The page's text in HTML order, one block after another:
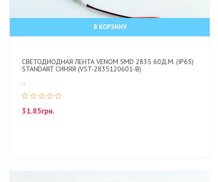
В КОРЗИНУ
СВЕТОДИОДНАЯ ЛЕНТА VENOM SMD 2835 60Д.М. (IP65)
STANDART СИНЯЯ (VST-2835120601-B)
..
31.85грн.